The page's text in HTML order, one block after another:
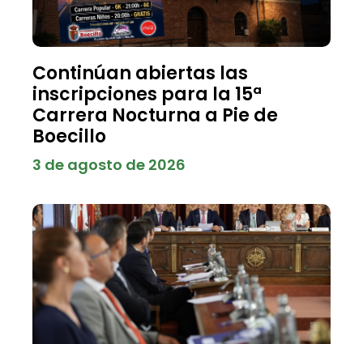
Continúan abiertas las
inscripciones para la 15ª
Carrera Nocturna a Pie de
Boecillo
3 de agosto de 2026